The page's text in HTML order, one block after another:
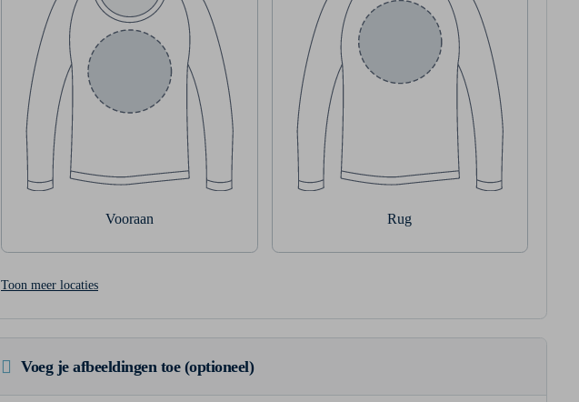
Vooraan Rug
Toon meer locaties
Voeg je afbeeldingen toe (optioneel)